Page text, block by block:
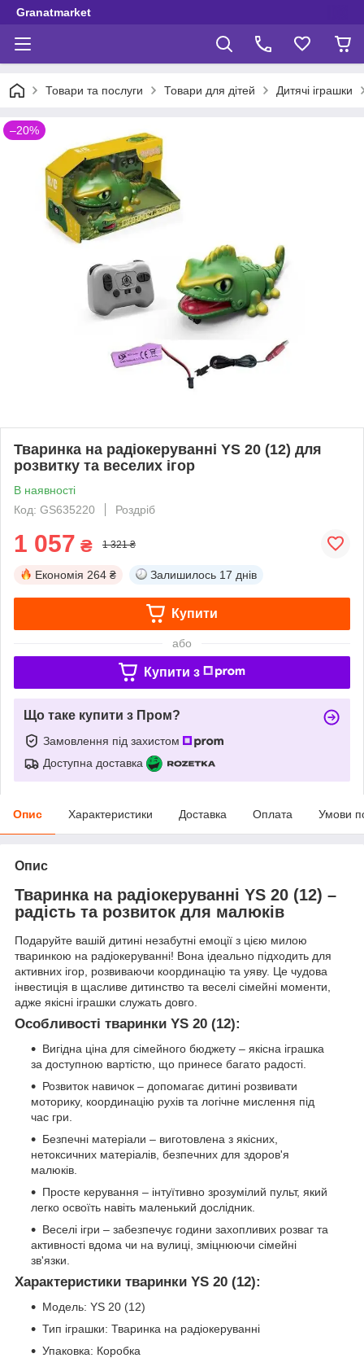
Granatmarket
Товари та послуги Товари для дітей Дитячі іграшки
–20%
Тваринка на радіокеруванні YS 20 (12) для
розвитку та веселих ігор
В наявності
Код: GS635220
Роздріб
1 057 ₴ 1 321 ₴
Економія 264 ₴ Залишилось 17 днів
Купити
або
Купити з
Що таке купити з Пром?
Замовлення під захистом
Доступна доставка
Опис Характеристики Доставка Оплата Умови
Опис
Тваринка на радіокеруванні YS 20 (12) –
радість та розвиток для малюків
Подаруйте вашій дитині незабутні емоції з цією милою
тваринкою на радіокеруванні! Вона ідеально підходить для
активних ігор, розвиваючи координацію та уяву. Це чудова
інвестиція в щасливе дитинство та веселі сімейні моменти,
адже якісні іграшки служать довго.
Особливості тваринки YS 20 (12):
Вигідна ціна для сімейного бюджету – якісна іграшка
за доступною вартістю, що принесе багато радості.
Розвиток навичок – допомагає дитині розвивати
моторику, координацію рухів та логічне мислення під
час гри.
Безпечні матеріали – виготовлена з якісних,
нетоксичних матеріалів, безпечних для здоров'я
малюків.
Просте керування – інтуїтивно зрозумілий пульт, який
легко освоїть навіть маленький дослідник.
Веселі ігри – забезпечує години захопливих розваг та
активності вдома чи на вулиці, зміцнюючи сімейні
зв'язки.
Характеристики тваринки YS 20 (12):
Модель: YS 20 (12)
Тип іграшки: Тваринка на радіокеруванні
Упаковка: Коробка